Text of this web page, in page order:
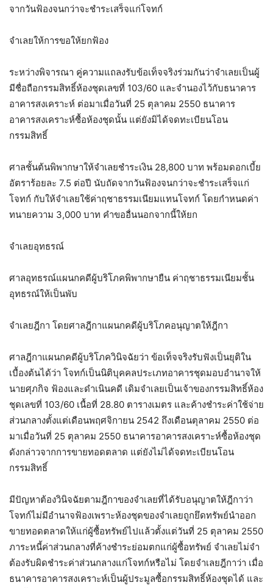
จากวันฟ้องจนกว่าจะชำระเสร็จแก่โจทก์
จำเลยให้การขอให้ยกฟ้อง
ระหว่างพิจารณา คู่ความแถลงรับข้อเท็จจริงร่วมกันว่าจำเลยเป็นผู้
มีชื่อถือกรรมสิทธิ์ห้องชุดเลขที่ 103/60 และจำนองไว้กับธนาคาร
อาคารสงเคราะห์ ต่อมาเมื่อวันที่ 25 ตุลาคม 2550 ธนาคาร
อาคารสงเคราะห์ซื้อห้องชุดนั้น แต่ยังมิได้จดทะเบียนโอน
กรรมสิทธิ์
ศาลชั้นต้นพิพากษาให้จำเลยชำระเงิน 28,800 บาท พร้อมดอกเบี้ย
อัตราร้อยละ 7.5 ต่อปี นับถัดจากวันฟ้องจนกว่าจะชำระเสร็จแก่
โจทก์ กับให้จำเลยใช้ค่าฤชาธรรมเนียมแทนโจทก์ โดยกำหนดค่า
ทนายความ 3,000 บาท คำขออื่นนอกจากนี้ให้ยก
จำเลยอุทธรณ์
ศาลอุทธรณ์แผนกคดีผู้บริโภคพิพากษายืน ค่าฤชาธรรมเนียมชั้น
อุทธรณ์ให้เป็นพับ
จำเลยฎีกา โดยศาลฎีกาแผนกคดีผู้บริโภคอนุญาตให้ฎีกา
ศาลฎีกาแผนกคดีผู้บริโภควินิจฉัยว่า ข้อเท็จจริงรับฟังเป็นยุติใน
เบื้องต้นได้ว่า โจทก์เป็นนิติบุคคลประเภทอาคารชุดมอบอำนาจให้
นายศุภกิจ ฟ้องและดำเนินคดี เดิมจำเลยเป็นเจ้าของกรรมสิทธิ์ห้อง
ชุดเลขที่ 103/60 เนื้อที่ 28.80 ตารางเมตร และค้างชำระค่าใช้จ่าย
ส่วนกลางตั้งแต่เดือนพฤศจิกายน 2542 ถึงเดือนตุลาคม 2550 ต่อ
มาเมื่อวันที่ 25 ตุลาคม 2550 ธนาคารอาคารสงเคราะห์ซื้อห้องชุด
ดังกล่าวจากการขายทอดตลาด แต่ยังไม่ได้จดทะเบียนโอน
กรรมสิทธิ์
มีปัญหาต้องวินิจฉัยตามฎีกาของจำเลยที่ได้รับอนุญาตให้ฎีกาว่า
โจทก์ไม่มีอำนาจฟ้องเพราะห้องชุดของจำเลยถูกยึดทรัพย์นำออก
ขายทอดตลาดให้แก่ผู้ซื้อทรัพย์ไปแล้วตั้งแต่วันที่ 25 ตุลาคม 2550
ภาระหนี้ค่าส่วนกลางที่ค้างชำระย่อมตกแก่ผู้ซื้อทรัพย์ จำเลยไม่จำ
ต้องรับผิดชำระค่าส่วนกลางแก่โจทก์หรือไม่ โดยจำเลยฎีกาว่า เมื่อ
ธนาคารอาคารสงเคราะห์เป็นผู้ประมูลซื้อกรรมสิทธิ์ห้องชุดได้ และ